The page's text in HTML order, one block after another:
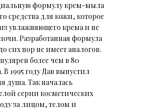
формулу крем-мыла
средства для кожи, которое
увлажняющего крема и не
Разработанная формула
сих пор не имеет аналогов.
более чем в 80
В 1995 году Дав выпустил
душа. Так началась
серии косметических
за лицом, телом и